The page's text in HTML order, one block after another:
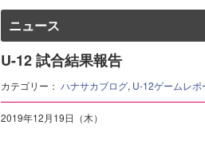
ニュース
U-12 試合結果報告
カテゴリー： ハナサカブログ, U-12ゲームレポ
2019年12月19日（木）